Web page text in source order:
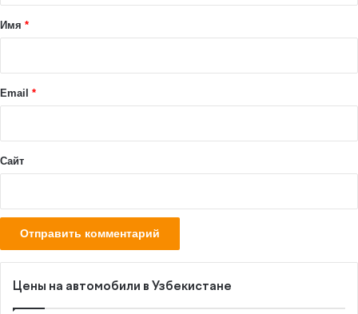
а
й
Имя *
Email *
Сайт
Цены на автомобили в Узбекистане